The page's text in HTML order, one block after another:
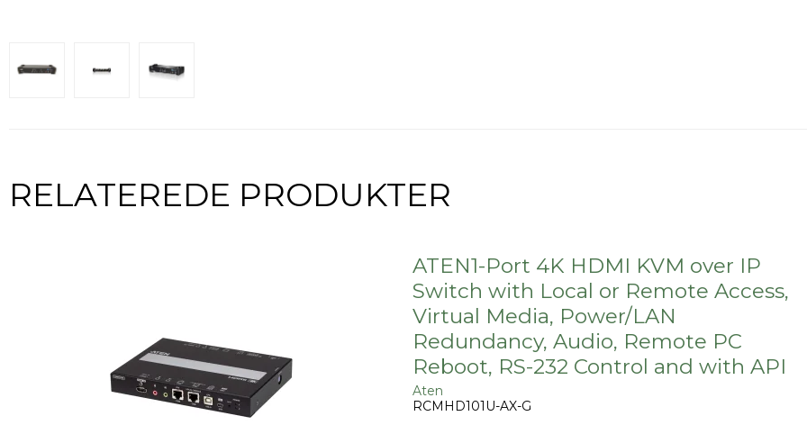
RELATEREDE PRODUKTER
ATEN1-Port 4K HDMI KVM over IP
Switch with Local or Remote Access,
Virtual Media, Power/LAN
Redundancy, Audio, Remote PC
Reboot, RS-232 Control and with API
Aten
RCMHD101U-AX-G